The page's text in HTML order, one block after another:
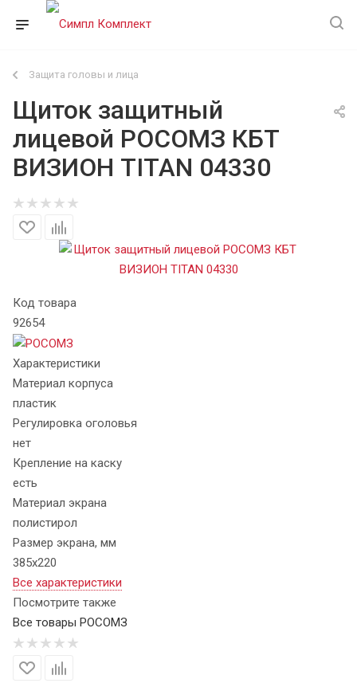
Защита головы и лица
Щиток защитный
лицевой РОСОМЗ КБТ
ВИЗИОН TITAN 04330
Код товара
92654
Характеристики
Материал корпуса
пластик
Регулировка оголовья
нет
Крепление на каску
есть
Материал экрана
полистирол
Размер экрана, мм
385х220
Все характеристики
Посмотрите также
Все товары РОСОМЗ